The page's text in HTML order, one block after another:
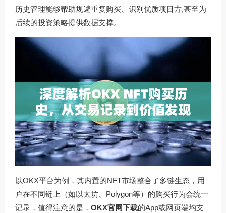
历史管理能够帮助规避重复购买、识别优质项目方,甚至为
后续的投资策略提供数据支撑。
以OKX平台为例，其内置的NFT市场整合了多链生态，用
户在不同链上（如以太坊、Polygon等）的购买行为会统一
记录，值得注意的是， OKX官网下载的App或网页端均支